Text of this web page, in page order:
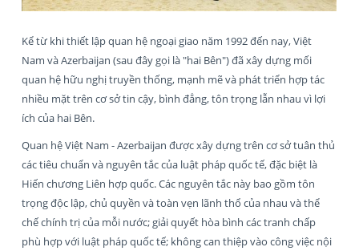
Kể từ khi thiết lập quan hệ ngoại giao năm 1992 đến nay, Việt
Nam và Azerbaijan (sau đây gọi là "hai Bên") đã xây dựng mối
quan hệ hữu nghị truyền thống, mạnh mẽ và phát triển hợp tác
nhiều mặt trên cơ sở tin cậy, bình đẳng, tôn trọng lẫn nhau vì lợi
ích của hai Bên.
Quan hệ Việt Nam - Azerbaijan được xây dựng trên cơ sở tuân thủ
các tiêu chuẩn và nguyên tắc của luật pháp quốc tế, đặc biệt là
Hiến chương Liên hợp quốc. Các nguyên tắc này bao gồm tôn
trọng độc lập, chủ quyền và toàn vẹn lãnh thổ của nhau và thể
chế chính trị của mỗi nước; giải quyết hòa bình các tranh chấp
phù hợp với luật pháp quốc tế; không can thiệp vào công việc nội